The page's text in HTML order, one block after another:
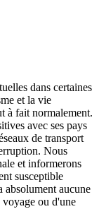
dans certaines
et la vie
à fait normalement.
avec ses pays
de transport
Nous
et informerons
susceptible
aucune
ou d'une